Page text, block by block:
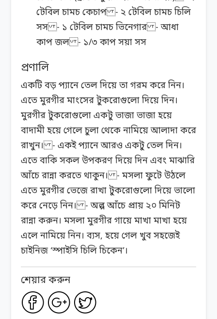
টেবিল চামচ কেচাপ - ২ টেবিল চামচ চিলি
সস - ১ টেবিল চামচ ভিনেগার - আধা
কাপ জল - ১/৩ কাপ সয়া সস
প্রণালি
একটি বড় প্যানে তেল দিয়ে তা গরম করে নিন।
এতে মুরগীর মাংসের টুকরোগুলো দিয়ে দিন।
মুরগীর টুকরোগুলো একটু ভাজা ভাজা হয়ে
বাদামী হয়ে গেলে চুলা থেকে নামিয়ে আলাদা করে
রাখুন। - একই প্যানে আরও একটু তেল দিন।
এতে বাকি সকল উপকরণ দিয়ে দিন এবং মাঝারি
আঁচে রান্না করতে থাকুন। - মসলা ফুটে উঠলে
এতে মুরগীর ভেজে রাখা টুকরোগুলো দিয়ে ভালো
করে নেড়ে নিন। - অল্প আঁচে প্রায় ২০ মিনিট
রান্না করুন। মসলা মুরগীর গায়ে মাখা মাখা হয়ে
এলে নামিয়ে নিন। ব্যস, হয়ে গেল খুব সহজেই
চাইনিজ ‘স্পাইসি চিলি চিকেন’।
শেয়ার করুন